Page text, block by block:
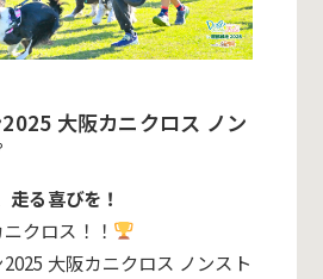
大阪カニクロス ノン
走る喜びを！
クロス！！
2025 大阪カニクロス ノンスト